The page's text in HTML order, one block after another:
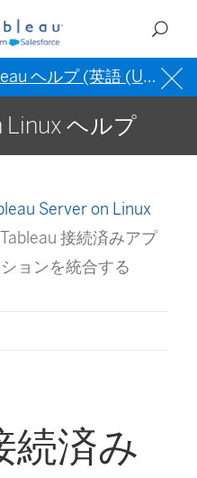
ヘルプ (英語 (US)) を
Linux ヘルプ
Server on Linux
Tableau 接続済みアプ
ョンを統合する
続済み